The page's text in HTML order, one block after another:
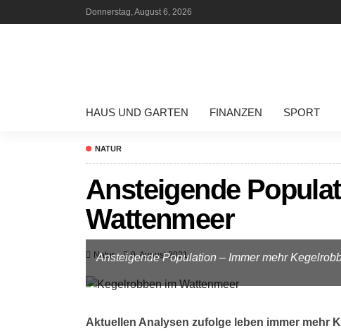
Donnerstag, August 6, 2026
HAUS UND GARTEN FINANZEN SPORT
NATUR
Ansteigende
Wattenmeer
Natur 9. August 2021
Ansteigende Population – Immer mehr
Aktuellen Analysen zufolge leben immer mehr